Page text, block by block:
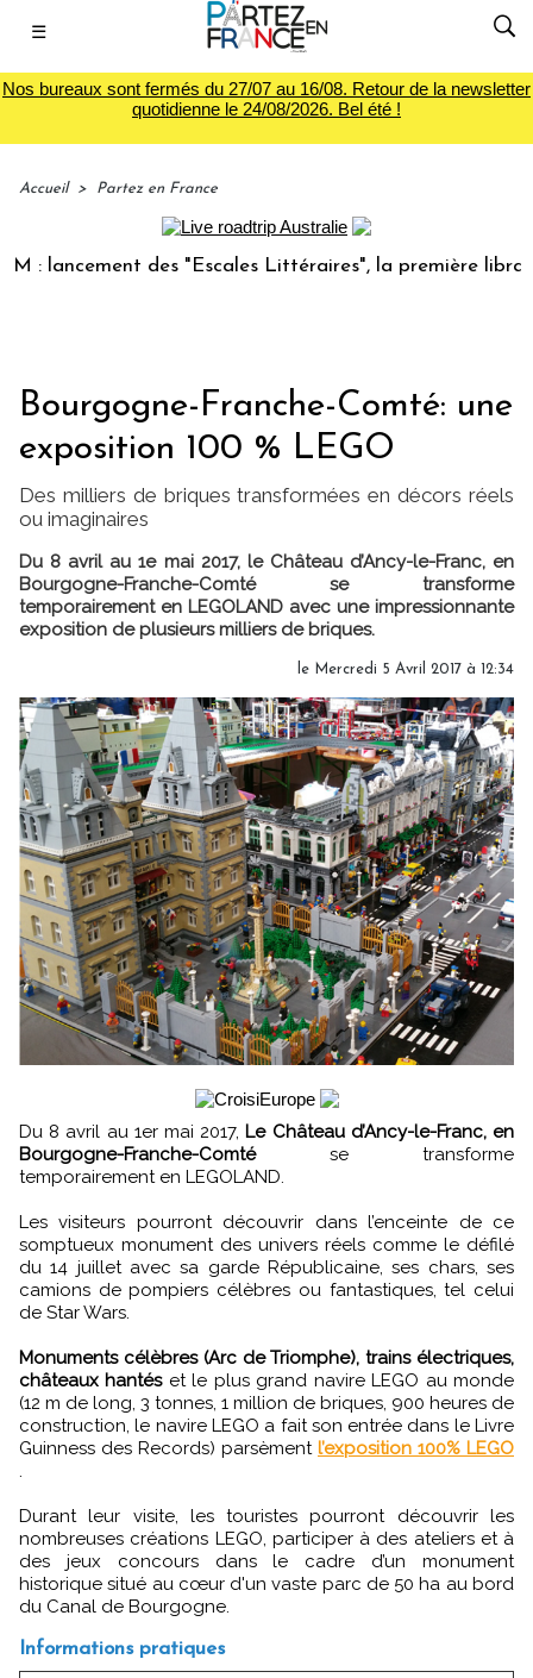
☰
Nos bureaux sont fermés du 27/07 au 16/08. Retour de la newsletter
quotidienne le 24/08/2026. Bel été !
Accueil > Partez en France
des "Escales Littéraires", la première librairie
Bourgogne-Franche-Comté: une
exposition 100 % LEGO
Des milliers de briques transformées en décors réels
ou imaginaires
Du 8 avril au 1e mai 2017, le Château d’Ancy-le-Franc, en
Bourgogne-Franche-Comté se transforme
temporairement en LEGOLAND avec une impressionnante
exposition de plusieurs milliers de briques.
le Mercredi 5 Avril 2017 à 12:34
Du 8 avril au 1er mai 2017, Le Château d’Ancy-le-Franc, en
Bourgogne-Franche-Comtése transforme
temporairement en LEGOLAND.
Les visiteurs pourront découvrir dans l’enceinte de ce
somptueux monument des univers réels comme le défilé
du 14 juillet avec sa garde Républicaine, ses chars, ses
camions de pompiers célèbres ou fantastiques, tel celui
de Star Wars.
Monuments célèbres (Arc de Triomphe), trains électriques,
châteaux hantéset le plus grand navire LEGO au monde
(12 m de long, 3 tonnes, 1 million de briques, 900 heures de
construction, le navire LEGO a fait son entrée dans le Livre
Guinness des Records) parsèment l’exposition 100% LEGO
.
Durant leur visite, les touristes pourront découvrir les
nombreuses créations LEGO, participer à des ateliers et à
des jeux concours dans le cadre d’un monument
historique situé au cœur d'un vaste parc de 50 ha au bord
du Canal de Bourgogne.
Informations pratiques